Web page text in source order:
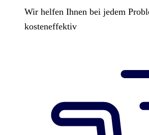
Wir helfen Ihnen bei jedem
kosteneffektiv